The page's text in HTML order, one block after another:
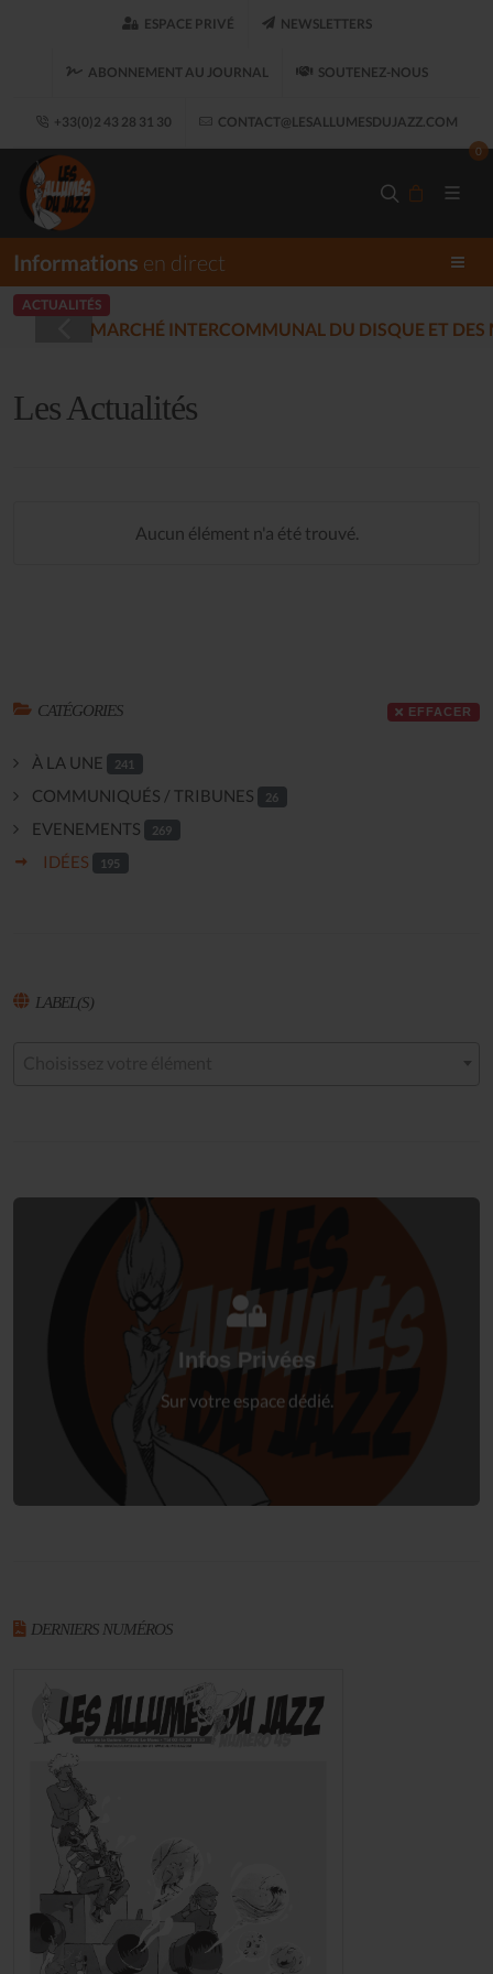
ESPACE PRIVÉ NEWSLETTERS
ABONNEMENT AU JOURNAL SOUTENEZ-NOUS
+33(0)2 43 28 31 30 CONTACT@LESALLUMESDUJAZZ.COM
0
Informations en direct
ACTUALITÉS
LES ALLUMÉS
Les Actualités
Aucun élément n'a été trouvé.
CATÉGORIES EFFACER
À LA UNE 241
COMMUNIQUÉS / TRIBUNES 26
EVENEMENTS 269
IDÉES 195
LABEL(S)
Infos Privées
Sur votre espace dédié.
Connectez-vous
DERNIERS NUMÉROS